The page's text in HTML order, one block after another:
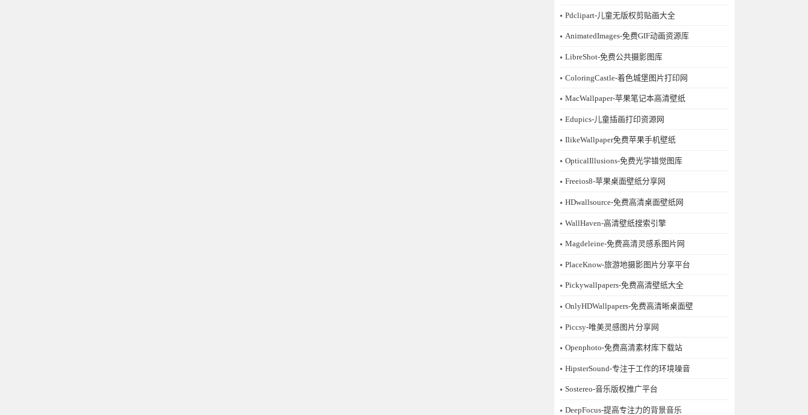
Pdclipart-儿童无版权剪贴画大全
AnimatedImages-免费GIF动画资源库
LibreShot-免费公共摄影图库
ColoringCastle-着色城堡图片打印网
MacWallpaper-苹果笔记本高清壁纸
Edupics-儿童插画打印资源网
IlikeWallpaper免费苹果手机壁纸
OpticalIllusions-免费光学错觉图库
Freeios8-苹果桌面壁纸分享网
HDwallsource-免费高清桌面壁纸网
WallHaven-高清壁纸搜索引擎
Magdeleine-免费高清灵感系图片网
PlaceKnow-旅游地摄影图片分享平台
Pickywallpapers-免费高清壁纸大全
OnlyHDWallpapers-免费高清晰桌面壁
Piccsy-唯美灵感图片分享网
Openphoto-免费高清素材库下载站
HipsterSound-专注于工作的环境噪音
Sostereo-音乐版权推广平台
DeepFocus-提高专注力的背景音乐